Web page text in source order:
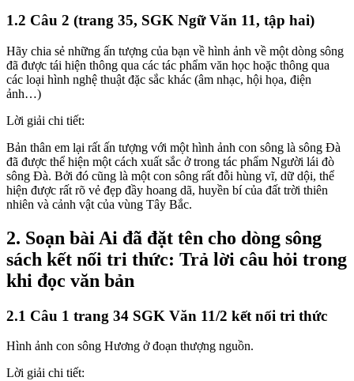
1.2 Câu 2 (trang 35, SGK Ngữ Văn 11, tập hai)
Hãy chia sẻ những ấn tượng của bạn về hình ảnh về một dòng sông
đã được tái hiện thông qua các tác phẩm văn học hoặc thông qua
các loại hình nghệ thuật đặc sắc khác (âm nhạc, hội họa, điện
ảnh…)
Lời giải chi tiết:
Bản thân em lại rất ấn tượng với một hình ảnh con sông là sông Đà
đã được thể hiện một cách xuất sắc ở trong tác phẩm Người lái đò
sông Đà. Bởi đó cũng là một con sông rất đỗi hùng vĩ, dữ dội, thể
hiện được rất rõ vẻ đẹp đầy hoang dã, huyền bí của đất trời thiên
nhiên và cảnh vật của vùng Tây Bắc.
2. Soạn bài Ai đã đặt tên cho dòng sông
sách kết nối tri thức: Trả lời câu hỏi trong
khi đọc văn bản
2.1 Câu 1 trang 34 SGK Văn 11/2 kết nối tri thức
Hình ảnh con sông Hương ở đoạn thượng nguồn.
Lời giải chi tiết: